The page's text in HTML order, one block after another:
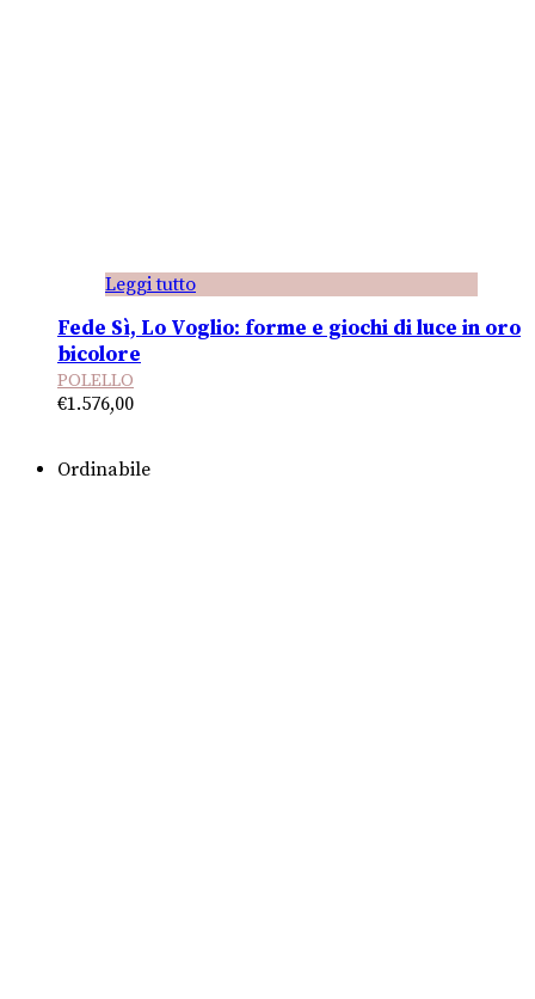
Leggi tutto
Fede Sì, Lo Voglio: forme e giochi di luce in oro
bicolore
POLELLO
€1.576,00
Ordinabile